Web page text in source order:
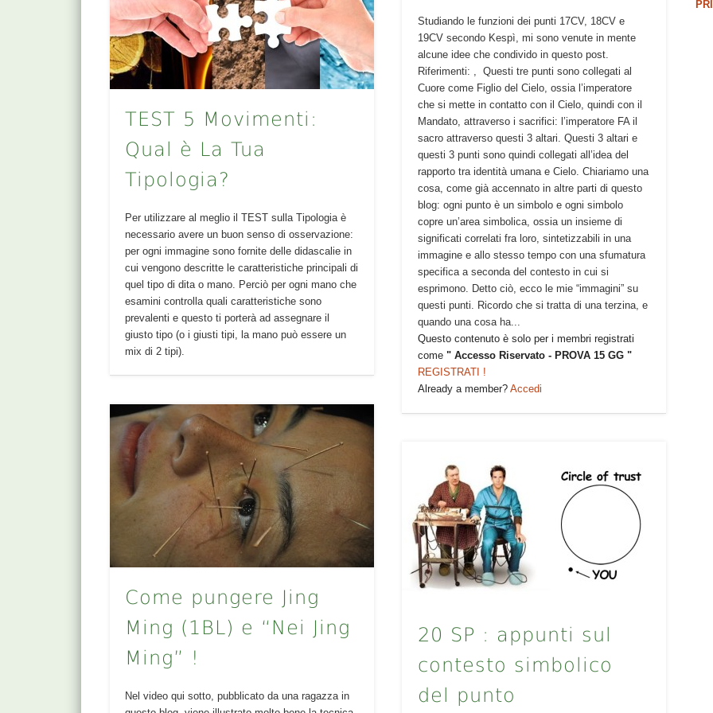
Studiando le funzioni dei punti 17CV, 18CV e
19CV secondo Kespì, mi sono venute in mente
alcune idee che condivido in questo post.
Riferimenti: , Questi tre punti sono collegati al
Cuore come Figlio del Cielo, ossia l’imperatore
che si mette in contatto con il Cielo, quindi con il
Mandato, attraverso i sacrifici: l’imperatore FA il
sacro attraverso questi 3 altari. Questi 3 altari e
questi 3 punti sono quindi collegati all’idea del
rapporto tra identità umana e Cielo. Chiariamo una
cosa, come già accennato in altre parti di questo
blog: ogni punto è un simbolo e ogni simbolo
copre un’area simbolica, ossia un insieme di
significati correlati fra loro, sintetizzabili in una
immagine e allo stesso tempo con una sfumatura
specifica a seconda del contesto in cui si
esprimono. Detto ciò, ecco le mie “immagini” su
questi punti. Ricordo che si tratta di una terzina, e
quando una cosa ha...
Questo contenuto è solo per i membri registrati
come " Accesso Riservato - PROVA 15 GG "
REGISTRATI !
Already a member? Accedi
TEST 5 Movimenti:
Qual è La Tua
Tipologia?
Per utilizzare al meglio il TEST sulla Tipologia è
necessario avere un buon senso di osservazione:
per ogni immagine sono fornite delle didascalie in
cui vengono descritte le caratteristiche principali di
quel tipo di dita o mano. Perciò per ogni mano che
esamini controlla quali caratteristiche sono
prevalenti e questo ti porterà ad assegnare il
giusto tipo (o i giusti tipi, la mano può essere un
mix di 2 tipi).
Come pungere Jing
Ming (1BL) e “Nei Jing
Ming” !
Nel video qui sotto, pubblicato da una ragazza in
20 SP : appunti sul
contesto simbolico
del punto